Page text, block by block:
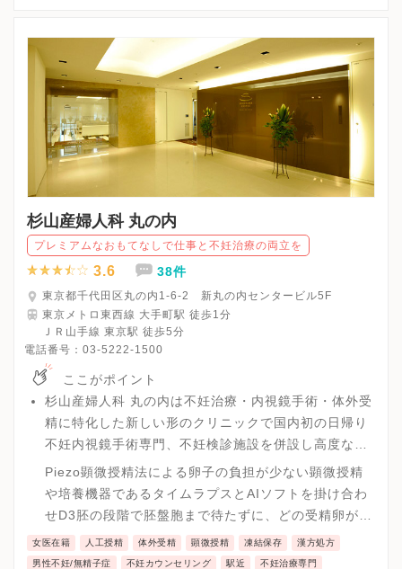
杉山産婦人科 丸の内
プレミアムなおもてなしで仕事と不妊治療の両立を
3.6 38件
東京都千代田区丸の内1-6-2 新丸の内センタービル5F
東京メトロ東西線 大手町駅 徒歩1分
ＪＲ山手線 東京駅 徒歩5分
電話番号： 03-5222-1500
ここがポイント
杉山産婦人科 丸の内は不妊治療・内視鏡手術・体外受
精に特化した新しい形のクリニックで国内初の日帰り
不妊内視鏡手術専門、不妊検診施設を併設し高度な生
殖医療を充実させた高度な不妊治療を行える環境が整
ったクリニックです。
Piezo顕微授精法による卵子の負担が少ない顕微授精
や培養機器であるタイムラプスとAIソフトを掛け合わ
せD3胚の段階で胚盤胞まで待たずに、どの受精卵が望
ましいかの判断することが可能などの最先端の医療を
実施しています。
女医在籍 人工授精 体外受精 顕微授精 凍結保存 漢方処方
男性不妊/無精子症 不妊カウンセリング 駅近 不妊治療専門